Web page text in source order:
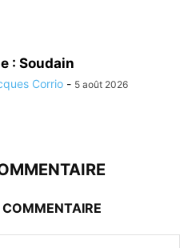
: Soudain
Corrio - 5 août 2026
COMMENTAIRE